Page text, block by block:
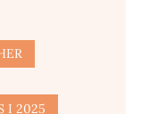
I 2025